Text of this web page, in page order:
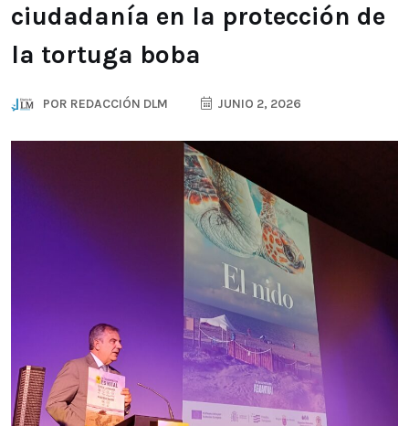
ciudadanía en la protección de
la tortuga boba
POR REDACCIÓN DLM JUNIO 2, 2026